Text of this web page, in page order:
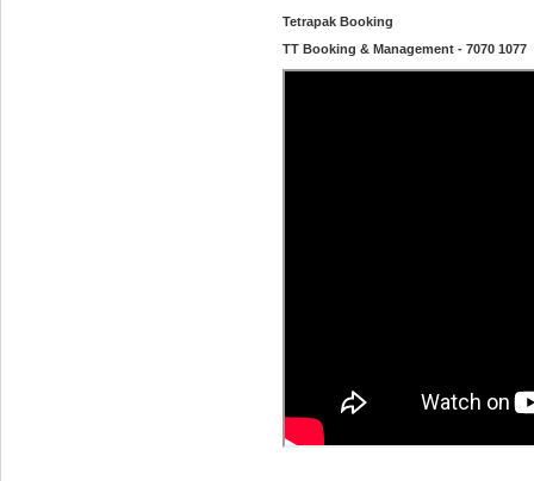
Tetrapak Booking
TT Booking & Management - 7070 1077